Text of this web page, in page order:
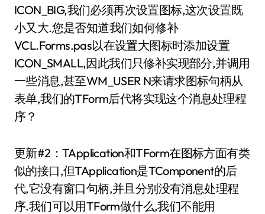
ICON_BIG,我们必须再次设置图标,这次设置既
小又大.您是否知道我们如何修补
VCL.Forms.pas以在设置大图标时添加设置
ICON_SMALL,因此我们只修补实现部分,并调用
一些消息,甚至WM_USER N来请求图标句柄从
表单,我们的TForm后代将实现这个消息处理程
序？
更新#2：TApplication和TForm在图标方面有类
似的接口,但TApplication是TComponent的后
代,它没有窗口句柄,并且分别没有消息处理程
序.我们可以用TForm做什么,我们不能用